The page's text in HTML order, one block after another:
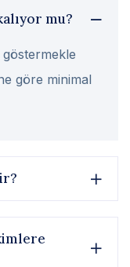
mu?
göstermekle
göre minimal